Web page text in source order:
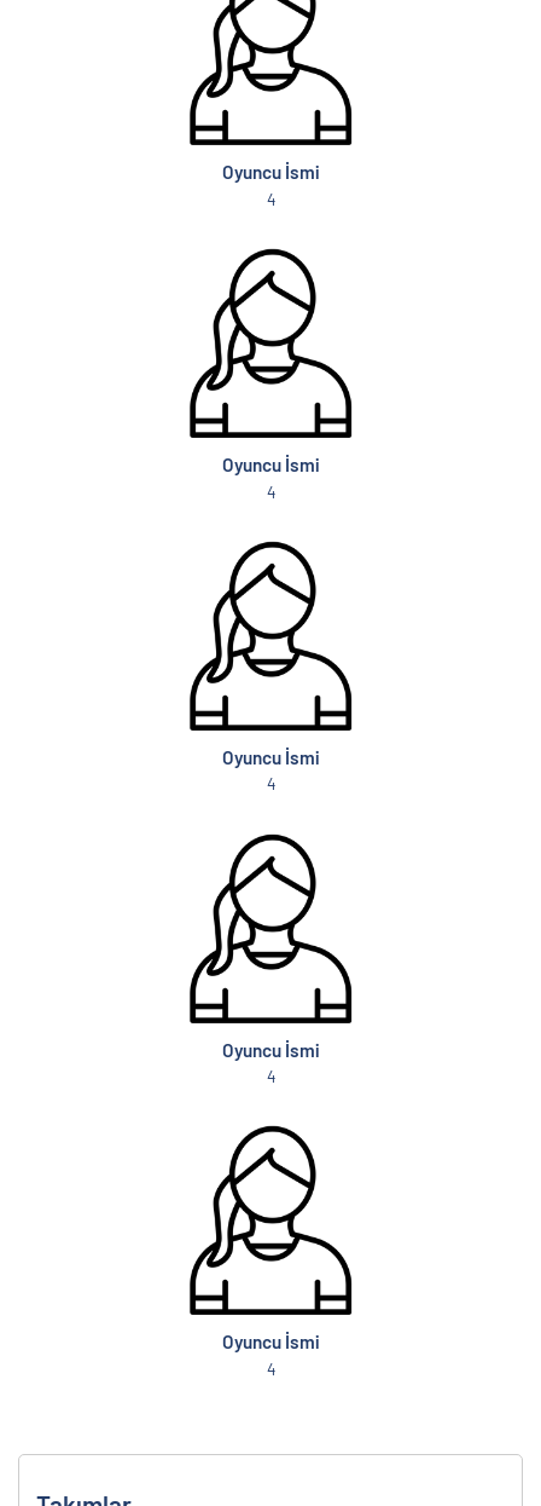
Oyuncu İsmi
4
Oyuncu İsmi
4
Oyuncu İsmi
4
Oyuncu İsmi
4
Oyuncu İsmi
4